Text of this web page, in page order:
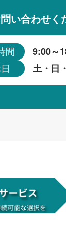
い合わせく
間 9:00～
土・日